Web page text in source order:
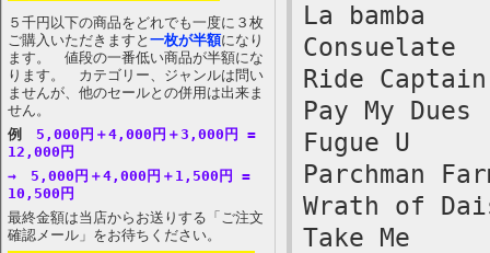
５千円以下の商品をどれでも一度に３枚
ご購入いただきますと 一枚が半額になり
ます。 値段の一番低い商品が半額にな
ります。 カテゴリー、ジャンルは問い
ませんが、他のセールとの併用は出来ま
せん。
例
5,000円＋4,000円＋3,000円 =
12,000円
→ 5,000円＋4,000円＋1,500円 =
10,500円
最終金額は当店からお送りする「ご注文
確認メール」をお待ちください。
La bamba
Consuelate
Ride
Pay My Dues
Fugue U
Parchman
Wrath of
Take Me